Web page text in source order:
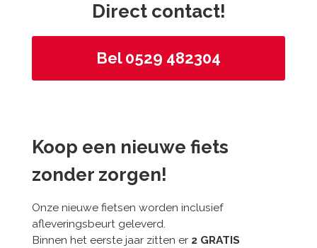
Direct contact!
Bel 0529 482304
Koop een nieuwe fiets
zonder zorgen!
Onze nieuwe fietsen worden inclusief
afleveringsbeurt geleverd.
Binnen het eerste jaar zitten er 2 GRATIS